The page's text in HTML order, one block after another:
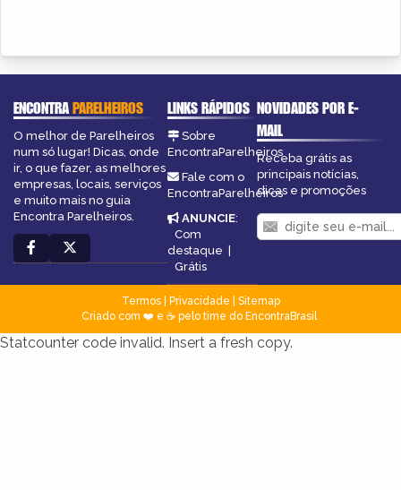
ENCONTRAPARELHEIROS
O melhor de Parelheiros
num só lugar! Dicas, onde
ir, o que fazer, as melhores
empresas, locais, serviços
e muito mais no guia
Encontra Parelheiros.
LINKS RÁPIDOS
Sobre
EncontraParelheiros
Fale com o
EncontraParelheiros
ANUNCIE:
Com
destaque |
Grátis
NOVIDADES POR E-
MAIL
Receba grátis as
principais notícias,
dicas e promoções
Termos| Privacidade
Sitemap
Criado com ❤️ e ☕ pelo time do EncontraBrasil
Statcounter code invalid. Insert a fresh copy.